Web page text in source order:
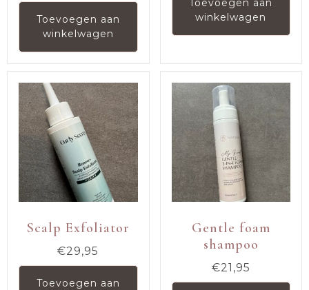
Toevoegen aan
winkelwagen
Toevoegen aan
winkelwagen
Scalp Exfoliator
€29,95
Toevoegen aan
Gentle foam
shampoo
€21,95